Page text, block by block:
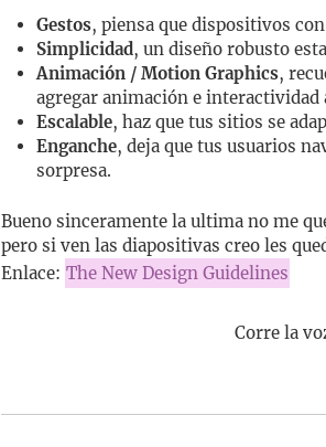
Gestos, piensa que dispositivos
Simplicidad, un diseño robusto
Animación / Motion Graphics,
agregar animación e interactividad
Escalable, haz que tus sitios se
Enganche, deja que tus usuarios
sorpresa.
Bueno sinceramente la ultima no me
pero si ven las diapositivas creo les
Enlace: The New Design Guidelines
Corre la